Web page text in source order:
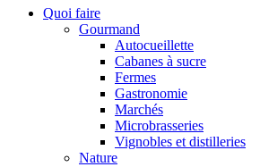
Quoi faire
Gourmand
Autocueillette
Cabanes à sucre
Fermes
Gastronomie
Marchés
Microbrasseries
Vignobles et distilleries
Nature